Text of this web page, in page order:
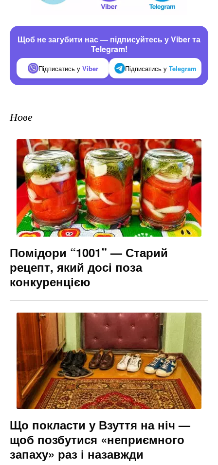
Щоб не загубити нас — підписуйтесь у Viber та
Telegram!
Підписатись у Viber Підписатись у Telegram
Нове
Помідори “1001” — Старий
рецепт, який досі поза
конкуренцією
Що покласти у Взуття на ніч —
щоб позбутися «неприємного
запаху» раз і назавжди